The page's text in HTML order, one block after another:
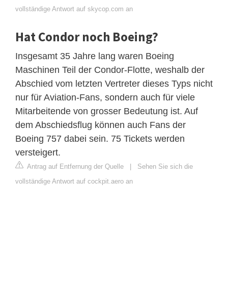
vollständige Antwort auf skycop.com an
Hat Condor noch Boeing?
Insgesamt 35 Jahre lang waren Boeing
Maschinen Teil der Condor-Flotte, weshalb der
Abschied vom letzten Vertreter dieses Typs nicht
nur für Aviation-Fans, sondern auch für viele
Mitarbeitende von grosser Bedeutung ist. Auf
dem Abschiedsflug können auch Fans der
Boeing 757 dabei sein. 75 Tickets werden
versteigert.
Antrag auf Entfernung der Quelle | Sehen Sie sich die
vollständige Antwort auf cockpit.aero an